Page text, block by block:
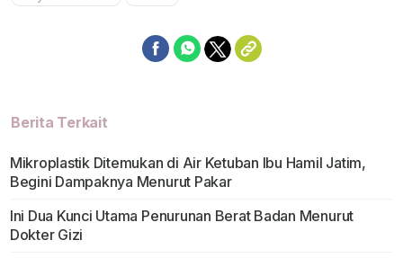
Berita Terkait
Mikroplastik Ditemukan di Air Ketuban Ibu Hamil Jatim,
Begini Dampaknya Menurut Pakar
Ini Dua Kunci Utama Penurunan Berat Badan Menurut
Dokter Gizi